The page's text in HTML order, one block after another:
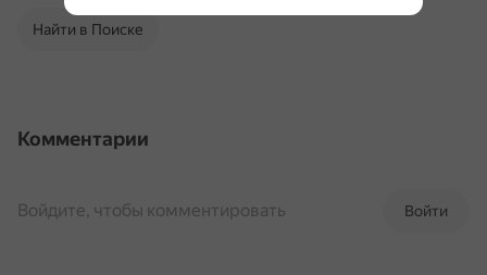
Найти в Поиске
Комментарии
Войти
Войдите, чтобы комментировать